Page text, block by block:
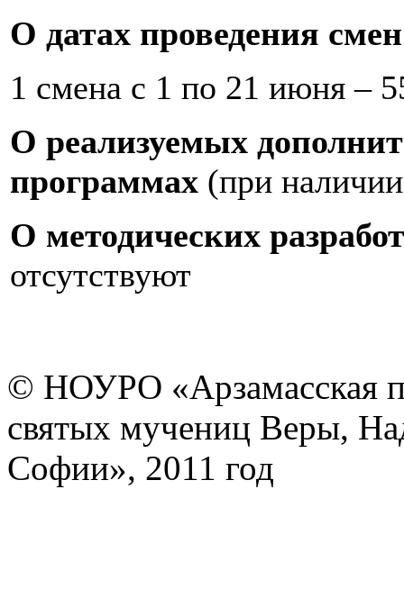
О датах проведения
1 смена с 1 по 21 июня –
О реализуемых
программах (при
О методических
отсутствуют
© НОУРО «Арзамасская
святых мучениц Веры,
Софии», 2011 год